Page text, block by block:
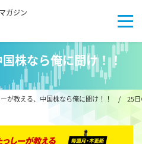
ガジン
株なら俺に聞け！！
が教える、中国株なら俺に聞け！！ / 25日